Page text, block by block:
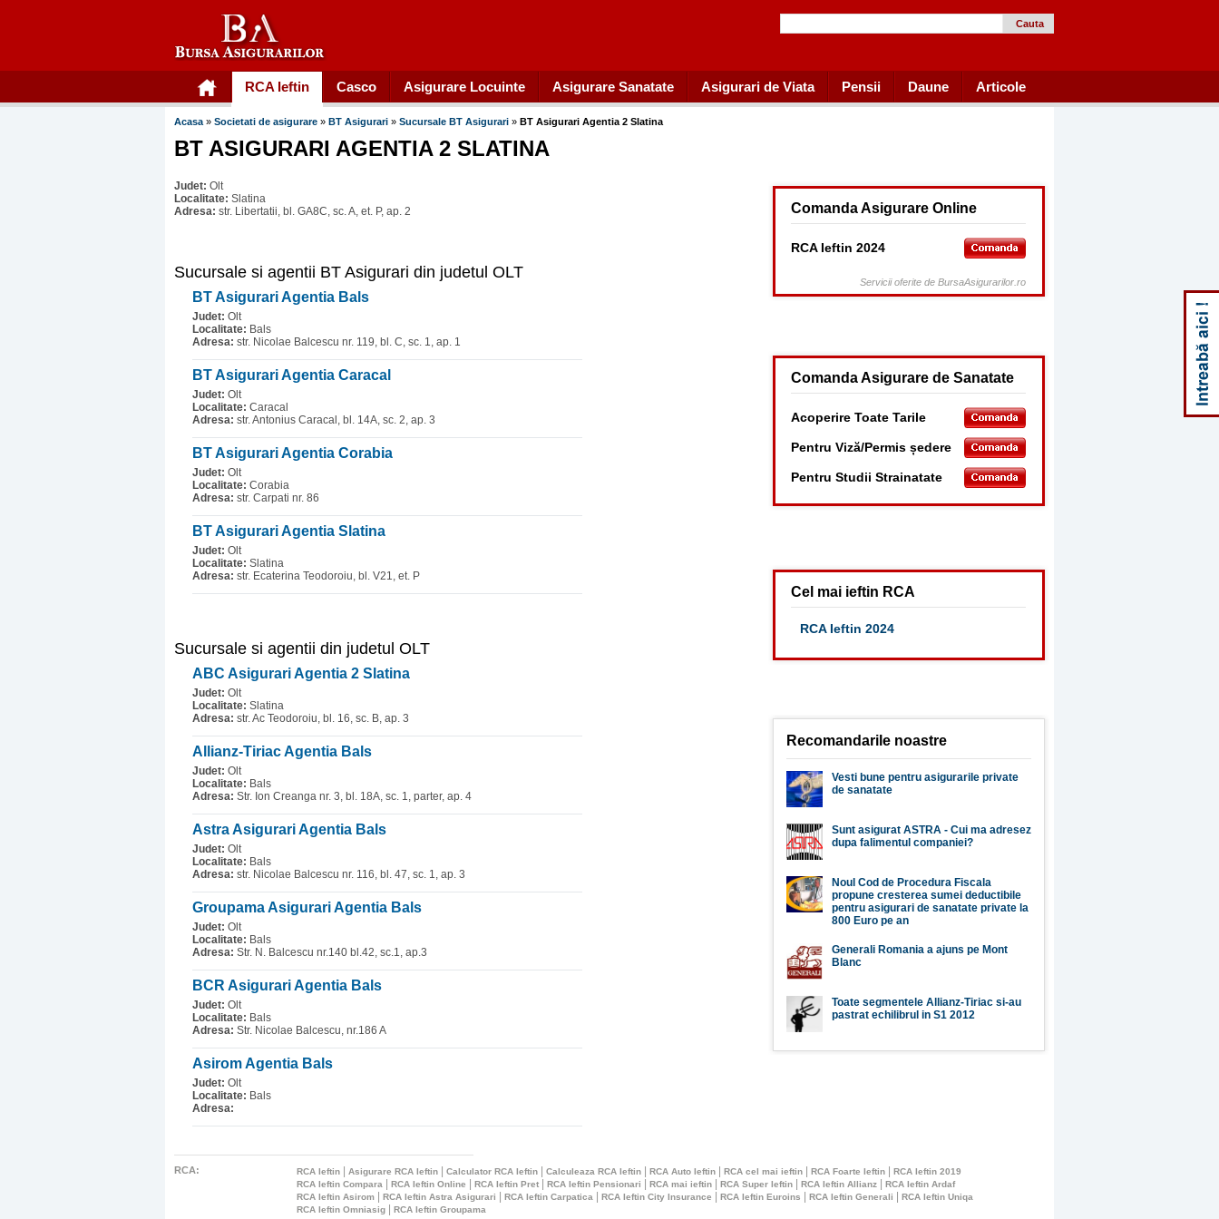
Cauta
RCA Ieftin Casco Asigurare Locuinte Asigurare Sanatate Asigurari de Viata Pensii Daune Articole
Acasa » Societati de asigurare » BT Asigurari » Sucursale BT Asigurari » BT Asigurari Agentia 2 Slatina
BT ASIGURARI AGENTIA 2 SLATINA
Judet: Olt
Localitate: Slatina
Adresa: str. Libertatii, bl. GA8C, sc. A, et. P, ap. 2
Sucursale si agentii BT Asigurari din judetul OLT
BT Asigurari Agentia Bals
Judet: Olt
Localitate: Bals
Adresa: str. Nicolae Balcescu nr. 119, bl. C, sc. 1, ap. 1
BT Asigurari Agentia Caracal
Judet: Olt
Localitate: Caracal
Adresa: str. Antonius Caracal, bl. 14A, sc. 2, ap. 3
BT Asigurari Agentia Corabia
Judet: Olt
Localitate: Corabia
Adresa: str. Carpati nr. 86
BT Asigurari Agentia Slatina
Judet: Olt
Localitate: Slatina
Adresa: str. Ecaterina Teodoroiu, bl. V21, et. P
Sucursale si agentii din judetul OLT
ABC Asigurari Agentia 2 Slatina
Judet: Olt
Localitate: Slatina
Adresa: str. Ac Teodoroiu, bl. 16, sc. B, ap. 3
Allianz-Tiriac Agentia Bals
Judet: Olt
Localitate: Bals
Adresa: Str. Ion Creanga nr. 3, bl. 18A, sc. 1, parter, ap. 4
Astra Asigurari Agentia Bals
Judet: Olt
Localitate: Bals
Adresa: str. Nicolae Balcescu nr. 116, bl. 47, sc. 1, ap. 3
Groupama Asigurari Agentia Bals
Judet: Olt
Localitate: Bals
Adresa: Str. N. Balcescu nr.140 bl.42, sc.1, ap.3
BCR Asigurari Agentia Bals
Judet: Olt
Localitate: Bals
Adresa: Str. Nicolae Balcescu, nr.186 A
Asirom Agentia Bals
Judet: Olt
Localitate: Bals
Adresa:
Comanda Asigurare Online
RCA Ieftin 2024
Servicii oferite de BursaAsigurarilor.ro
Comanda Asigurare de Sanatate
Acoperire Toate Tarile
Pentru Viză/Permis ședere
Pentru Studii Strainatate
Cel mai ieftin RCA
RCA Ieftin 2024
Recomandarile noastre
Vesti bune pentru asigurarile private
de sanatate
Sunt asigurat ASTRA - Cui ma adresez
dupa falimentul companiei?
Noul Cod de Procedura Fiscala
propune cresterea sumei deductibile
pentru asigurari de sanatate private la
800 Euro pe an
Generali Romania a ajuns pe Mont
Blanc
Toate segmentele Allianz-Tiriac si-au
pastrat echilibrul in S1 2012
RCA: RCA Ieftin Asigurare RCA Ieftin Calculator RCA Ieftin Calculeaza RCA Ieftin RCA Auto Ieftin RCA cel mai ieftin RCA Foarte Ieftin
RCA Ieftin 2019
RCA Ieftin Compara
RCA Ieftin Online RCA Ieftin Pret RCA Ieftin Pensionari RCA mai ieftin RCA Super Ieftin RCA Ieftin Allianz
RCA Ieftin Ardaf
RCA Ieftin Asirom
RCA Ieftin Astra Asigurari RCA Ieftin Carpatica RCA Ieftin City Insurance RCA Ieftin Euroins RCA Ieftin Generali
RCA Ieftin Uniqa
RCA Ieftin Omniasig
RCA Ieftin Groupama